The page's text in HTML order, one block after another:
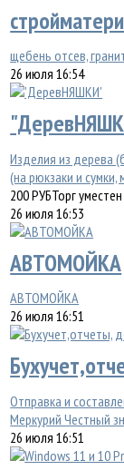
щебень отсев,
26 июля 16:54
Изделия из дерева
(на рюкзаки и
200РУБТорг уместен
26 июля 16:53
АВТОМОЙКА
АВТОМОЙКА
26 июля 16:51
Отправка и
Меркурий Честный
26 июля 16:51